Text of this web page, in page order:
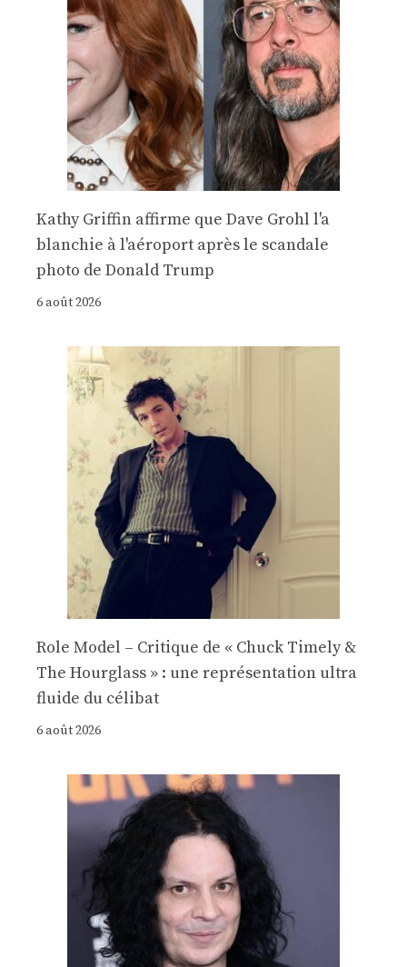
Kathy Griffin affirme que Dave Grohl l'a
blanchie à l'aéroport après le scandale
photo de Donald Trump
6 août 2026
Role Model – Critique de « Chuck Timely &
The Hourglass » : une représentation ultra
fluide du célibat
6 août 2026